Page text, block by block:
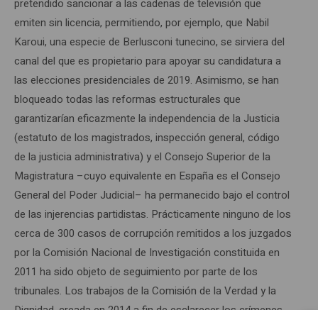
pretendido sancionar a las cadenas de televisión que
emiten sin licencia, permitiendo, por ejemplo, que Nabil
Karoui, una especie de Berlusconi tunecino, se sirviera del
canal del que es propietario para apoyar su candidatura a
las elecciones presidenciales de 2019. Asimismo, se han
bloqueado todas las reformas estructurales que
garantizarían eficazmente la independencia de la Justicia
(estatuto de los magistrados, inspección general, código
de la justicia administrativa) y el Consejo Superior de la
Magistratura –cuyo equivalente en España es el Consejo
General del Poder Judicial– ha permanecido bajo el control
de las injerencias partidistas. Prácticamente ninguno de los
cerca de 300 casos de corrupción remitidos a los juzgados
por la Comisión Nacional de Investigación constituida en
2011 ha sido objeto de seguimiento por parte de los
tribunales. Los trabajos de la Comisión de la Verdad y la